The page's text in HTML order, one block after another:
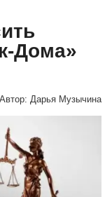
Дома»
Автор: Дарья Музычина